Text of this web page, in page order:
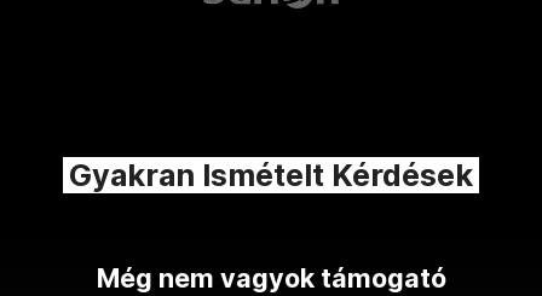
Gyakran Ismételt Kérdések
Még nem vagyok támogató